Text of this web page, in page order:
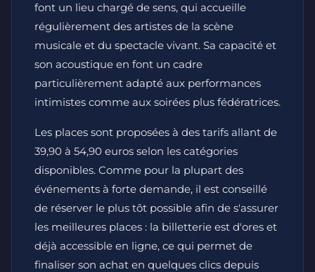
font un lieu chargé de sens, qui accueille
régulièrement des artistes de la scène
musicale et du spectacle vivant. Sa capacité et
son acoustique en font un cadre
particulièrement adapté aux performances
intimistes comme aux soirées plus fédératrices.
Les places sont proposées à des tarifs allant de
39,90 à 54,90 euros selon les catégories
disponibles. Comme pour la plupart des
événements à forte demande, il est conseillé
de réserver le plus tôt possible afin de s'assurer
les meilleures places : la billetterie est d'ores et
déjà accessible en ligne, ce qui permet de
finaliser son achat en quelques clics depuis